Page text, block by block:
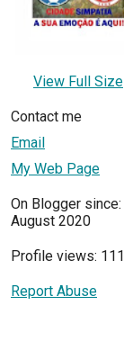
View Full Size
Contact me
Email
My Web Page
On Blogger since:
August 2020
Profile views: 111
Report Abuse